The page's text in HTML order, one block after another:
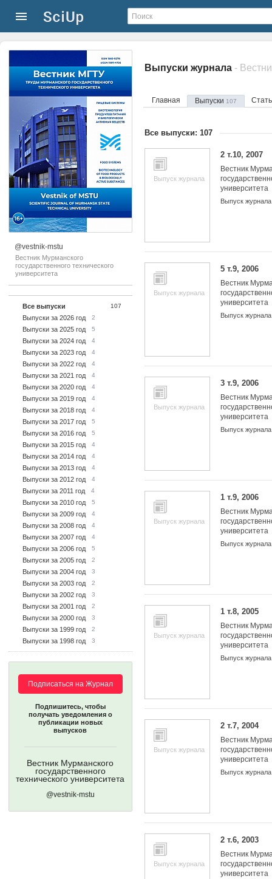
@vestnik-mstu
Вестник Мурманского
государственного технического
университета
Все выпуски 107
Выпуски за 2026 год 2
Выпуски за 2025 год 5
Выпуски за 2024 год 4
Выпуски за 2023 год 4
Выпуски за 2022 год 4
Выпуски за 2021 год 4
Выпуски за 2020 год 4
Выпуски за 2019 год 4
Выпуски за 2018 год 4
Выпуски за 2017 год 5
Выпуски за 2016 год 5
Выпуски за 2015 год 4
Выпуски за 2014 год 4
Выпуски за 2013 год 4
Выпуски за 2012 год 4
Выпуски за 2011 год 4
Выпуски за 2010 год 5
Выпуски за 2009 год 4
Выпуски за 2008 год 4
Выпуски за 2007 год 4
Выпуски за 2006 год 5
Выпуски за 2005 год 2
Выпуски за 2004 год 3
Выпуски за 2003 год 2
Выпуски за 2002 год 3
Выпуски за 2001 год 2
Выпуски за 2000 год 3
Выпуски за 1999 год 2
Выпуски за 1998 год 3
Подписаться на Журнал
Подпишитесь, чтобы
получать уведомления о
публикации новых
выпусков
Вестник Мурманского
государственного
технического университета
@vestnik-mstu
Выпуски журнала
Главная Выпуски 107
Все выпуски: 107
Выпуск журнала
2 т.10, 2007
Вестник
университета
Выпуск журнала
Выпуск журнала
5 т.9, 2006
Вестник
университета
Выпуск журнала
Выпуск журнала
3 т.9, 2006
Вестник
университета
Выпуск журнала
Выпуск журнала
1 т.9, 2006
Вестник
университета
Выпуск журнала
Выпуск журнала
1 т.8, 2005
Вестник
университета
Выпуск журнала
Выпуск журнала
2 т.7, 2004
Вестник
университета
Выпуск журнала
Выпуск журнала
2 т.6, 2003
Вестник
университета